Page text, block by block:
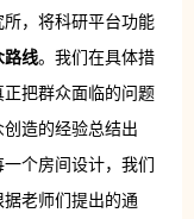
，将科研平台功能
路线。我们在具体措
把群众面临的问题
造的经验总结出
个房间设计，我们
老师们提出的通